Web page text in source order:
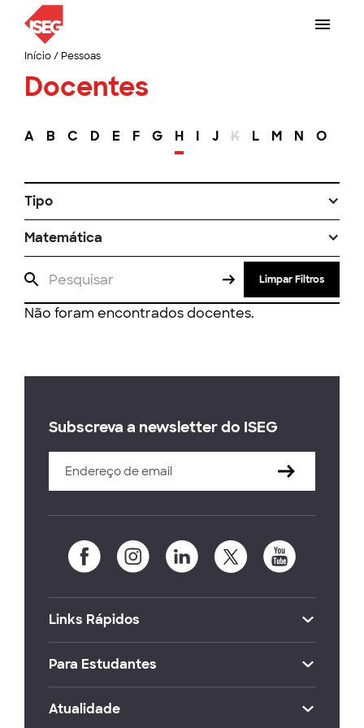
Início/ Pessoas
Docentes
A B C D E F G H I J K L M N O
Tipo
Matemática
Limpar Filtros
Não foram encontrados docentes.
Subscreva a newsletter do ISEG
Links Rápidos
Para Estudantes
Atualidade